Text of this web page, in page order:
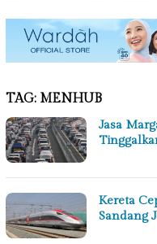
TAG: MENHUB
Jasa
Kereta
Sandang